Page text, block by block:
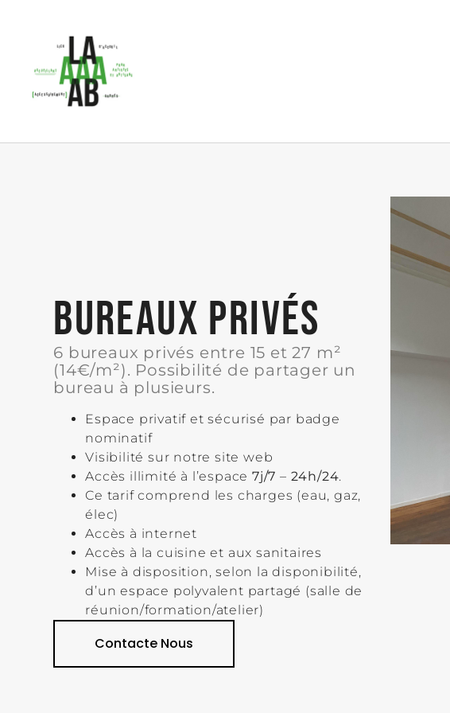
BUREAUX PRIVÉS
6 bureaux privés entre 15 et 27 m²
(14€/m²). Possibilité de partager un
bureau à plusieurs.
Espace privatif et sécurisé par badge
nominatif
Visibilité sur notre site web
Accès illimité à l’espace 7j/7 – 24h/24.
Ce tarif comprend les charges (eau, gaz,
élec)
Accès à internet
Accès à la cuisine et aux sanitaires
Mise à disposition, selon la disponibilité,
d’un espace polyvalent partagé (salle de
réunion/formation/atelier)
Contacte Nous